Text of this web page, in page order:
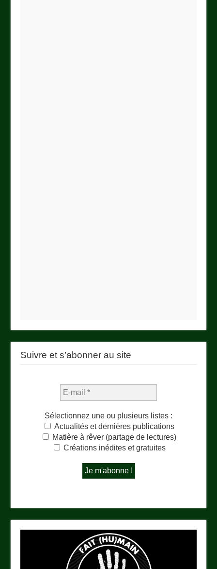
Suivre et s’abonner au site
Sélectionnez une ou plusieurs listes :
Actualités et dernières publications
Matière à rêver (partage de lectures)
Créations inédites et gratuites